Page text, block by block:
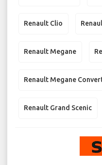
Renault Clio
Renault Megane
Renault Megane
Renault Grand Scenic